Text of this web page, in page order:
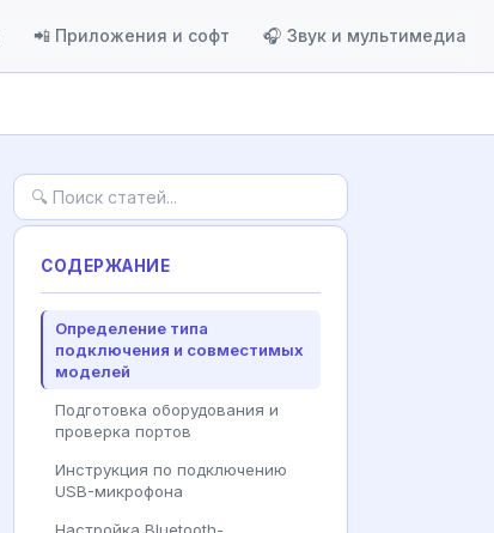
📲 Приложения и софт 🎧 Звук и мультимедиа
СОДЕРЖАНИЕ
Определение типа
подключения и совместимых
моделей
Подготовка оборудования и
проверка портов
Инструкция по подключению
USB-микрофона